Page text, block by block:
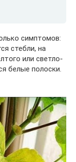
симптомов:
стебли, на
или светло-
белые полоски.